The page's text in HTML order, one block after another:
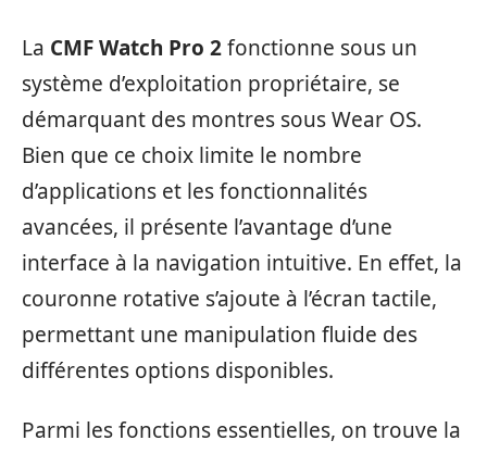
La CMF Watch Pro 2fonctionne sous un
système d’exploitation propriétaire, se
démarquant des montres sous Wear OS.
Bien que ce choix limite le nombre
d’applications et les fonctionnalités
avancées, il présente l’avantage d’une
interface à la navigation intuitive. En effet, la
couronne rotative s’ajoute à l’écran tactile,
permettant une manipulation fluide des
différentes options disponibles.
Parmi les fonctions essentielles, on trouve la